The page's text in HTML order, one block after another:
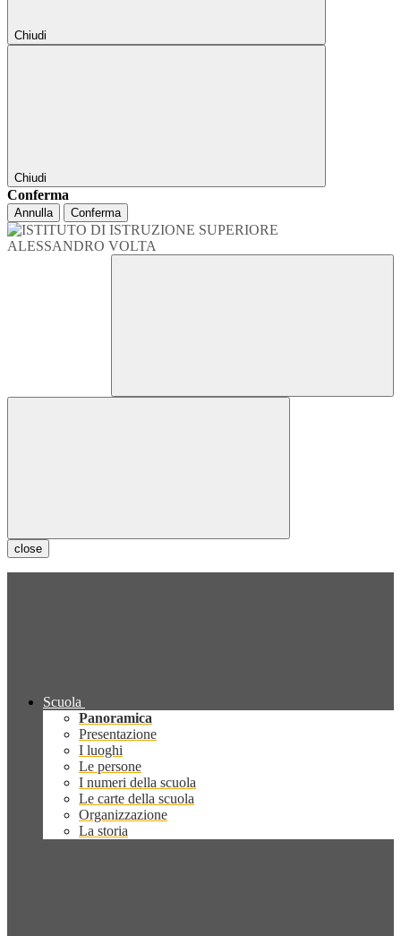
Chiudi
Chiudi
Conferma
Annulla Conferma
close
Scuola
Panoramica
Presentazione
I luoghi
Le persone
I numeri della scuola
Le carte della scuola
Organizzazione
La storia